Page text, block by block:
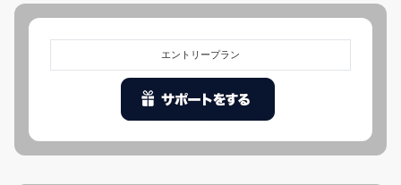
エントリープラン